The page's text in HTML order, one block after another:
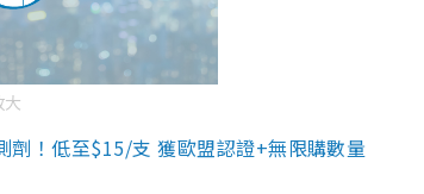
！低至$15/支 獲歐盟認證+無限購數量